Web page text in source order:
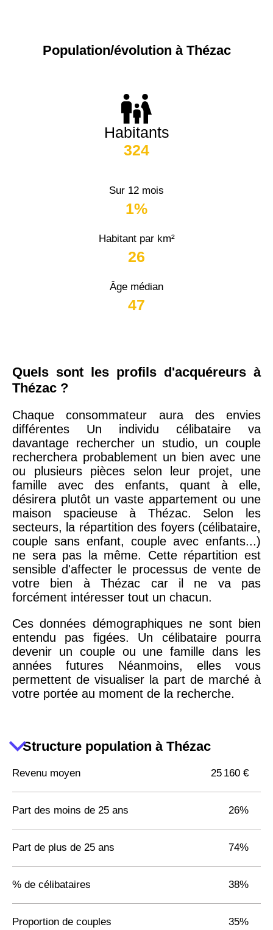
Population/évolution à Thézac
Habitants
324
Sur 12 mois
1%
Habitant par km²
26
Âge médian
47
Quels sont les profils d'acquéreurs à
Thézac ?
Chaque consommateur aura des envies
différentes Un individu célibataire va
davantage rechercher un studio, un couple
recherchera probablement un bien avec une
ou plusieurs pièces selon leur projet, une
famille avec des enfants, quant à elle,
désirera plutôt un vaste appartement ou une
maison spacieuse à Thézac. Selon les
secteurs, la répartition des foyers (célibataire,
couple sans enfant, couple avec enfants...)
ne sera pas la même. Cette répartition est
sensible d'affecter le processus de vente de
votre bien à Thézac car il ne va pas
forcément intéresser tout un chacun.
Ces données démographiques ne sont bien
entendu pas figées. Un célibataire pourra
devenir un couple ou une famille dans les
années futures Néanmoins, elles vous
permettent de visualiser la part de marché à
votre portée au moment de la recherche.
Structure population à Thézac
Revenu moyen 25 160 €
Part des moins de 25 ans 26%
Part de plus de 25 ans 74%
% de célibataires 38%
Proportion de couples 35%